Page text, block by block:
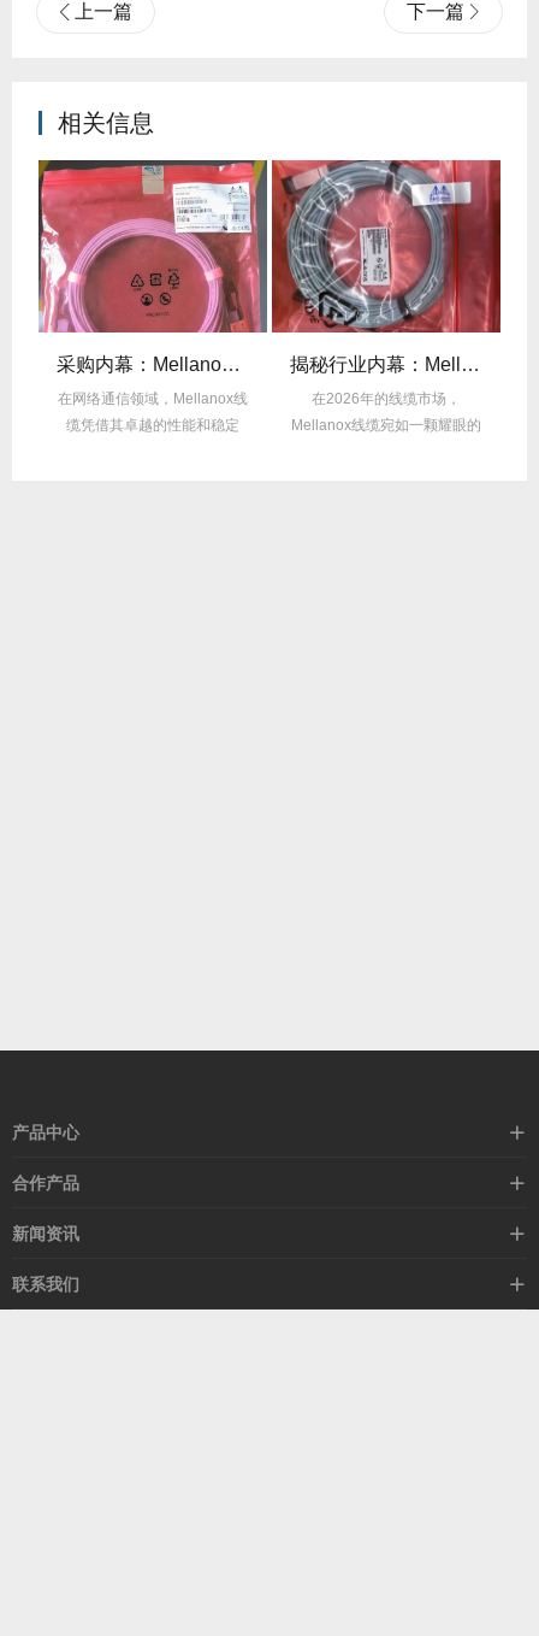
上一篇 下一篇
相关信息
采购内幕：Mellanox线缆验真3步走，假货休想蒙混过关！
在网络通信领域，Mellanox线
缆凭借其卓越的性能和稳定
揭秘行业内幕：Mellanox线缆为何比同类产品耐用3倍？
在2026年的线缆市场，
Mellanox线缆宛如一颗耀眼的
产品中心
高速线缆
以太网交换机
合作产品
希捷硬盘
新闻资讯
行业动态
技术视角
联系我们